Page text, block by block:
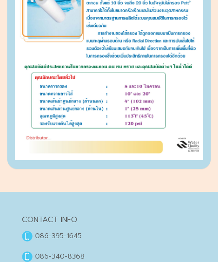
CONTACT INFO
086-395-1645
086-340-8368